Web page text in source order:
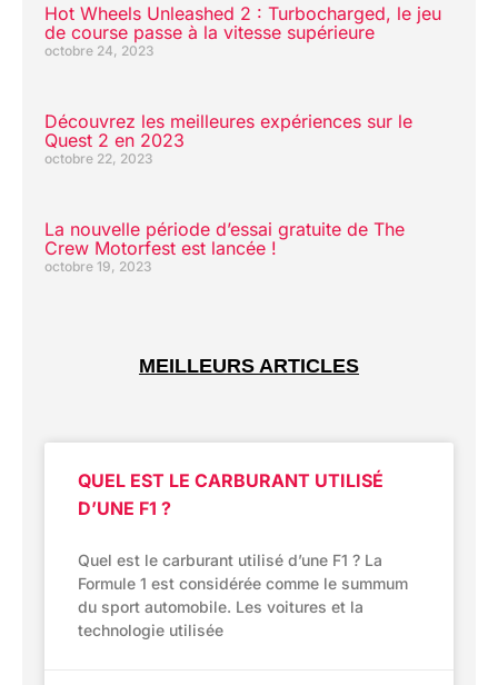
Hot Wheels Unleashed 2 : Turbocharged, le jeu
de course passe à la vitesse supérieure
octobre 24, 2023
Découvrez les meilleures expériences sur le
Quest 2 en 2023
octobre 22, 2023
La nouvelle période d’essai gratuite de The
Crew Motorfest est lancée !
octobre 19, 2023
MEILLEURS ARTICLES
QUEL EST LE CARBURANT UTILISÉ
D’UNE F1 ?
Quel est le carburant utilisé d’une F1 ? La
Formule 1 est considérée comme le summum
du sport automobile. Les voitures et la
technologie utilisée